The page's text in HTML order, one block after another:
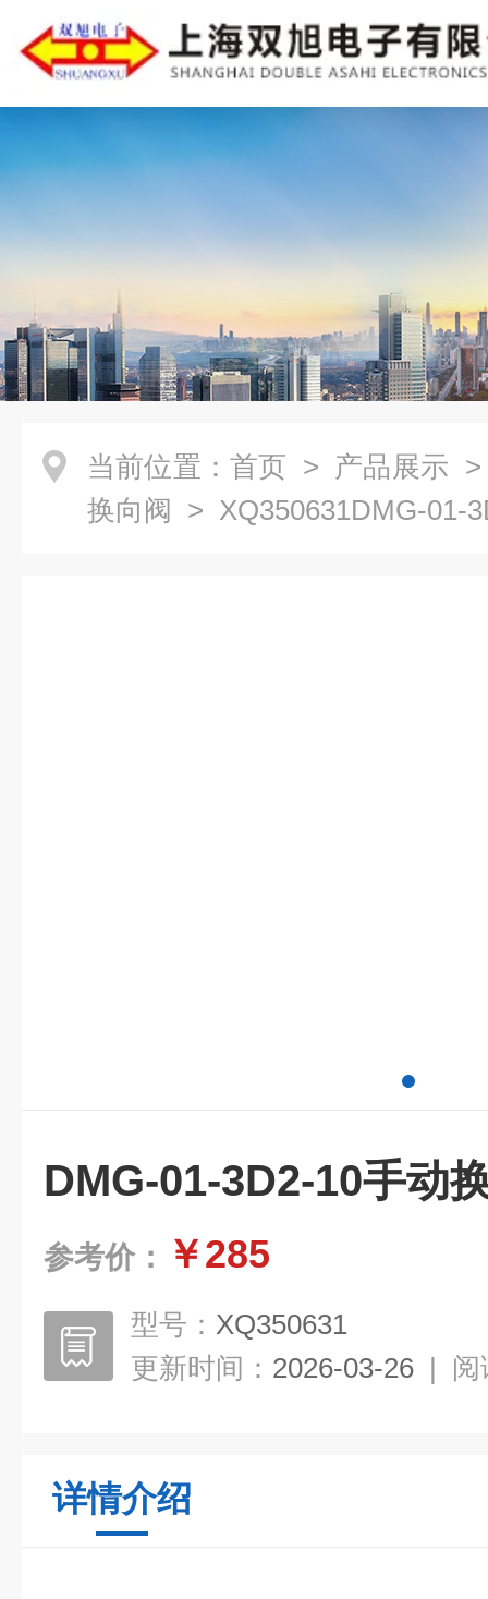
当前位置： 首页 > 产品展示
换向阀 > XQ350631DMG-01-
DMG-01-3D2-10手动
参考价： ￥285
型号： XQ350631
更新时间： 2026-03-26 | 阅
详情介绍